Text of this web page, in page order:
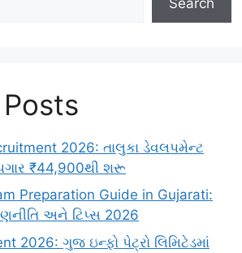
2026: તાલુકા ડેવલપમેન્ટ
₹44,900થી શરૂ
Preparation Guide in Gujarati:
અને ટિપ્સ 2026
2026: ગુજ ઇન્ફો પેટ્રો લિમિટેડમાં